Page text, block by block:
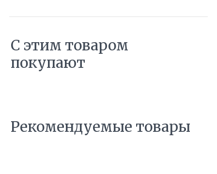
С этим товаром
покупают
Рекомендуемые товары